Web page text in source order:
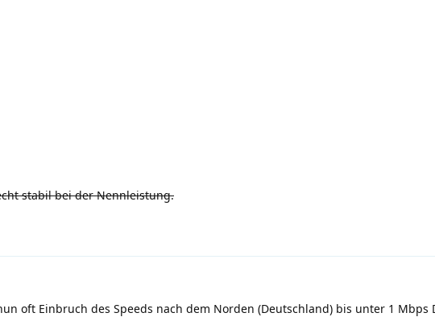
stabil bei der Nennleistung.
oft Einbruch des Speeds nach dem Norden (Deutschland) bis unter 1 Mbps